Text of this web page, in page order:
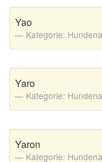
Yao
Kategorie:
Yaro
Kategorie:
Yaron
Kategorie: